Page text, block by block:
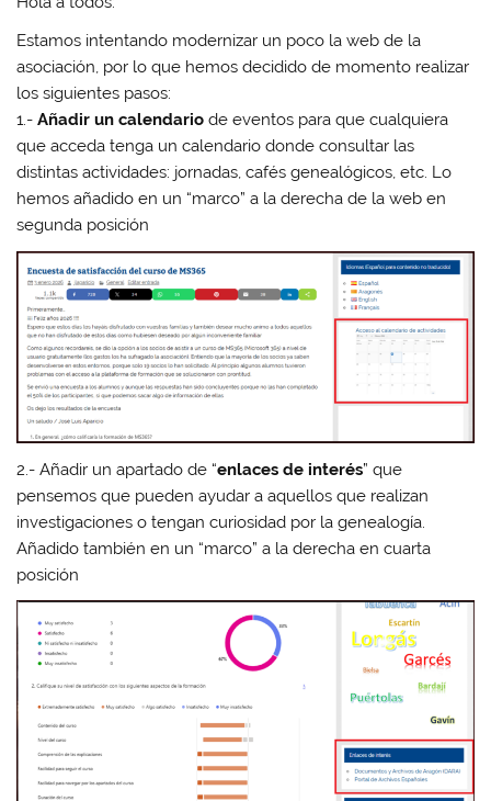
Estamos intentando modernizar un poco la web de la
asociación, por lo que hemos decidido de momento realizar
los siguientes pasos:
1.-Añadir un calendario de eventos para que cualquiera
que acceda tenga un calendario donde consultar las
distintas actividades: jornadas, cafés genealógicos, etc. Lo
hemos añadido en un “marco” a la derecha de la web en
segunda posición
2.- Añadir un apartado de “enlaces de interés” que
pensemos que pueden ayudar a aquellos que realizan
investigaciones o tengan curiosidad por la genealogía.
Añadido también en un “marco” a la derecha en cuarta
posición